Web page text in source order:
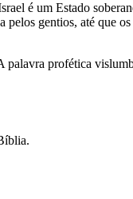
é um Estado
gentios, até que
profética